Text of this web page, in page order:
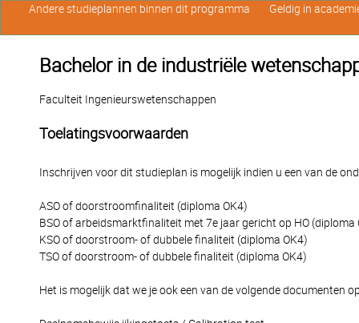
Bachelor in de industriële
Faculteit Ingenieurswetenschappen
Toelatingsvoorwaarden
Inschrijven voor dit studieplan is mogelijk indien u een van de
ASO of doorstroomfinaliteit (diploma OK4)
BSO of arbeidsmarktfinaliteit met 7e jaar gericht op HO (diploma
KSO of doorstroom- of dubbele finaliteit (diploma OK4)
TSO of doorstroom- of dubbele finaliteit (diploma OK4)
Het is mogelijk dat we je ook een van de volgende documenten
Andere studieplannen binnen dit programma Geldig in